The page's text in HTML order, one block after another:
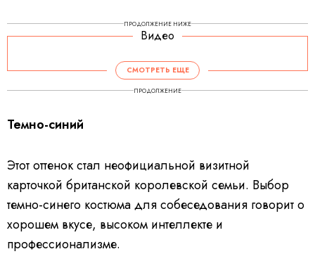
ПРОДОЛЖЕНИЕ НИЖЕ
Видео
i
d
e
o
P
l
d
g
СМОТРЕТЬ ЕЩЕ
ПРОДОЛЖЕНИЕ
Темно-синий
Этот оттенок стал неофициальной визитной
карточкой британской королевской семьи. Выбор
темно-синего костюма для собеседования говорит о
хорошем вкусе, высоком интеллекте и
профессионализме.